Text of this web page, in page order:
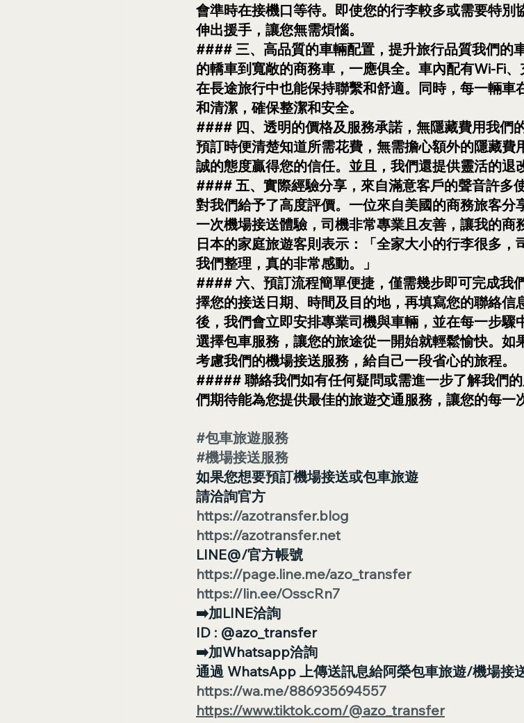
會準時在接機口等待。即使您的行李較多或需要特別
伸出援手，讓您無需煩惱。
#### 三、高品質的車輛配置，提升旅行品質我們的
的轎車到寬敞的商務車，一應俱全。車內配有Wi-Fi
在長途旅行中也能保持聯繫和舒適。同時，每一輛車
和清潔，確保整潔和安全。
#### 四、透明的價格及服務承諾，無隱藏費用我們
預訂時便清楚知道所需花費，無需擔心額外的隱藏費
誠的態度贏得您的信任。並且，我們還提供靈活的退
#### 五、實際經驗分享，來自滿意客戶的聲音許多
對我們給予了高度評價。一位來自美國的商務旅客分
一次機場接送體驗，司機非常專業且友善，讓我的商
日本的家庭旅遊客則表示：「全家大小的行李很多
我們整理，真的非常感動。」
#### 六、預訂流程簡單便捷，僅需幾步即可完成我
擇您的接送日期、時間及目的地，再填寫您的聯絡信
後，我們會立即安排專業司機與車輛，並在每一步驟
選擇包車服務，讓您的旅途從一開始就輕鬆愉快。如
考慮我們的機場接送服務，給自己一段省心的旅程。
##### 聯絡我們如有任何疑問或需進一步了解我們
們期待能為您提供最佳的旅遊交通服務，讓您的每一
#包車旅遊服務
#機場接送服務
如果您想要預訂機場接送或包車旅遊
請洽詢官方
https://azotransfer.blog
https://azotransfer.net
LINE@/官方帳號
https://page.line.me/azo_transfer
https://lin.ee/OsscRn7
➡️加LINE洽詢
ID : @azo_transfer
➡️加Whatsapp洽詢
通過 WhatsApp 上傳送訊息給阿榮包車旅遊/機場接送
https://wa.me/886935694557
https://www.tiktok.com/@azo_transfer